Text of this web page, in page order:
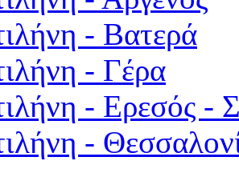
- Βατερά
- Γέρα
- Ερεσός -
-